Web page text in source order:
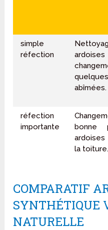
simple
réfection
abîmées.
réfection
importante
bonne
la toiture.
COMPARATIF
SYNTHÉTIQUE
NATURELLE